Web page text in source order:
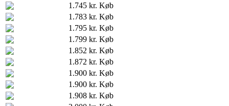
1.745 kr. Køb
1.783 kr. Køb
1.795 kr. Køb
1.799 kr. Køb
1.852 kr. Køb
1.872 kr. Køb
1.900 kr. Køb
1.900 kr. Køb
1.908 kr. Køb